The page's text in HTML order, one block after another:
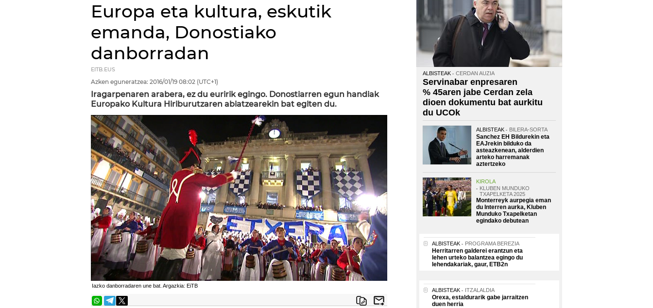
Europa eta kultura, eskutik
emanda, Donostiako
danborradan
EITB.EUS
Azken eguneratzea: 2016/01/19 08:02 (UTC+1)
Iragarpenaren arabera, ez du euririk egingo. Donostiarren egun handiak
Europako Kultura Hiriburutzaren abiatzearekin bat egiten du.
Iazko danborradaren une bat. Argazkia: EiTB
ALBISTEAK CERDAN AUZIA
Servinabar enpresaren
% 45aren jabe Cerdan zela
dioen dokumentu bat aurkitu
du UCOk
ALBISTEAK BILERA-SORTA
Sanchez EH Bildurekin eta
EAJrekin bilduko da
asteazkenean, alderdien
arteko harremanak
aztertzeko
KIROLA
KLUBEN MUNDUKO
TXAPELKETA 2025
Monterreyk aurpegia eman
du Interren aurka, Kluben
Munduko Txapelketan
egindako debutean
ALBISTEAK PROGRAMA BEREZIA
Herritarren galderei erantzun eta
lehen urteko balantzea egingo du
lehendakariak, gaur, ETB2n
ALBISTEAK ITZALALDIA
Orexa, estaldurarik gabe jarraitzen
duen herria